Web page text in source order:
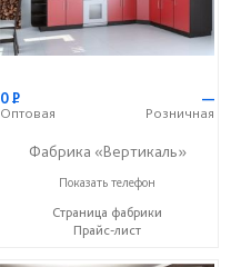
0Р
Оптовая
—
Розничная
Фабрика «Вертикаль»
+7 (927) 38-059-88
Показать телефон
Страница фабрики
Прайс-лист